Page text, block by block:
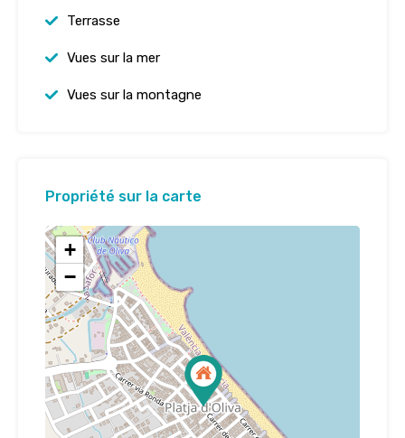
Terrasse
Vues sur la mer
Vues sur la montagne
Propriété sur la carte
+
−